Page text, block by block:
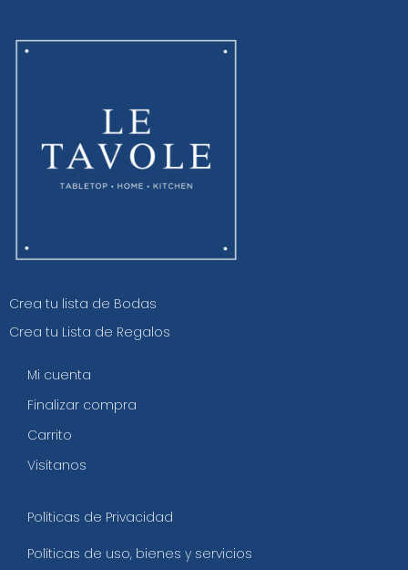
Crea tu lista de Bodas
Crea tu Lista de Regalos
Mi cuenta
Finalizar compra
Carrito
Visítanos
Políticas de Privacidad
Políticas de uso, bienes y servicios